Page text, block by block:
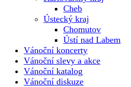
Cheb
Ústecký kraj
Chomutov
Ústí nad Labem
Vánoční koncerty
Vánoční slevy a akce
Vánoční katalog
Vánoční diskuze